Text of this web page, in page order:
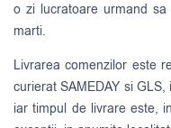
o zi lucratoare urmand
marti.
Livrarea comenzilor este
curieratSAMEDAY si GLS,
iar timpul de livrare este,